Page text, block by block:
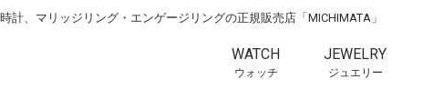
時計、マリッジリング・エンゲージリングの正規販売店「MICHIMATA」
WATCH
ウォッチ
JEWELRY
ジュエリー